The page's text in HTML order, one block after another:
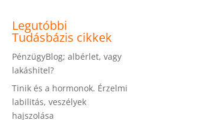
Legutóbbi
Tudásbázis cikkek
PénzügyBlog; albérlet, vagy
lakáshitel?
Tinik és a hormonok. Érzelmi
labilitás, veszélyek
hajszolása